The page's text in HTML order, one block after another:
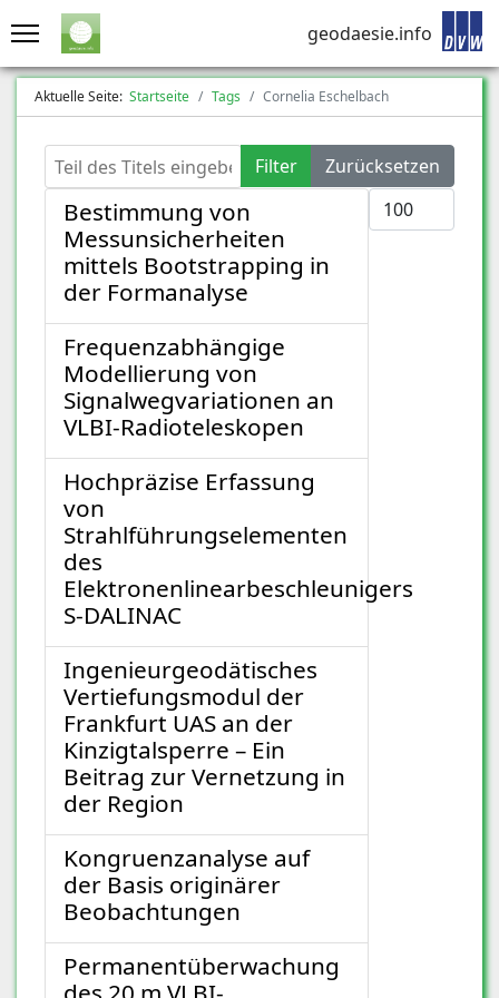
geodaesie.info
Aktuelle Seite: Startseite Tags Cornelia Eschelbach
Teil des Titels eingeben Filter
Zurücksetzen
Anzeige #
Bestimmung von
Messunsicherheiten
mittels Bootstrapping in
der Formanalyse
Frequenzabhängige
Modellierung von
Signalwegvariationen an
VLBI-Radioteleskopen
Hochpräzise Erfassung
von
Strahlführungselementen
des
Elektronenlinearbeschleunigers
S-DALINAC
Ingenieurgeodätisches
Vertiefungsmodul der
Frankfurt UAS an der
Kinzigtalsperre – Ein
Beitrag zur Vernetzung in
der Region
Kongruenzanalyse auf
der Basis originärer
Beobachtungen
Permanentüberwachung